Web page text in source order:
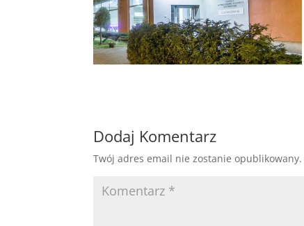
Dodaj Komentarz
Twój adres email nie zostanie opublikowany.